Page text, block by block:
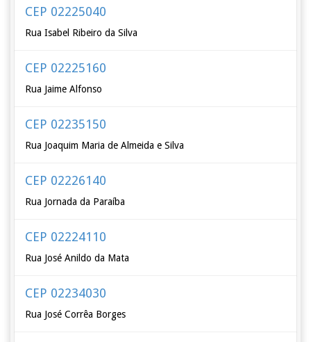
CEP 02225040
Rua Isabel Ribeiro da Silva
CEP 02225160
Rua Jaime Alfonso
CEP 02235150
Rua Joaquim Maria de Almeida e Silva
CEP 02226140
Rua Jornada da Paraíba
CEP 02224110
Rua José Anildo da Mata
CEP 02234030
Rua José Corrêa Borges